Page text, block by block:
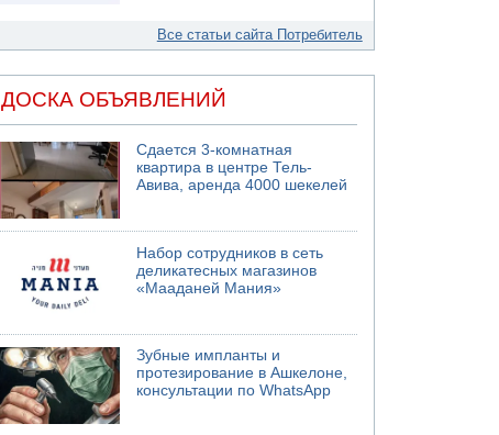
Все статьи сайта Потребитель
ДОСКА ОБЪЯВЛЕНИЙ
Сдается 3-комнатная
квартира в центре Тель-
Авива, аренда 4000 шекелей
Набор сотрудников в сеть
деликатесных магазинов
«Мааданей Мания»
Зубные импланты и
протезирование в Ашкелоне,
консультации по WhatsApp